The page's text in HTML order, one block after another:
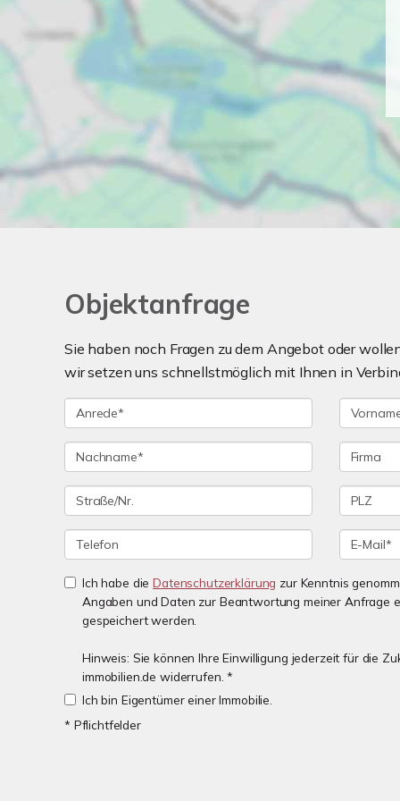
Objektanfrage
Sie haben noch Fragen zu dem Angebot oder
wir setzen uns schnellstmöglich mit Ihnen in
Ich habe dieDatenschutzerklärung zur Kenntnis
Angaben und Daten zur Beantwortung meiner Anfrage
gespeichert werden.
Hinweis: Sie können Ihre Einwilligung jederzeit für die
immobilien.de widerrufen. *
Ich bin Eigentümer einer Immobilie.
* Pflichtfelder